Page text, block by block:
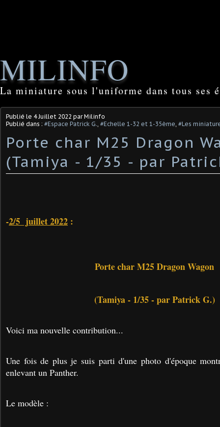
MILINFO
La miniature sous l'uniforme dans tous ses
Publié le 4 Juillet 2022 par Milinfo
Publié dans : #Espace Patrick G., #Echelle 1-32 et 1-35ème, #Les
Porte char M25 Dragon
(Tamiya - 1/35 - par
-2/5 juillet 2022 :
Porte char M25 Dragon Wagon
(Tamiya - 1/35 - par Patrick G.)
Voici ma nouvelle contribution...
Une fois de plus je suis parti d'une photo d'époque
enlevant un Panther.
Le modèle :